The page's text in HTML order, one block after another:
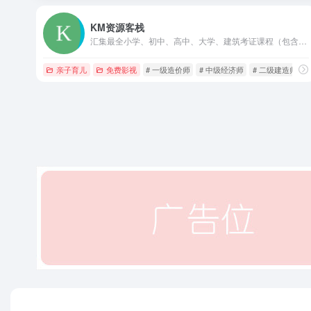
KM资源客栈
亲子育儿 免费影视 # 一级造价师 # 中级经济师 # 二级建造师